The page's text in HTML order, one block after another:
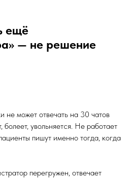
ещё
— не решение
не может отвечать на 30 чатов
увольняется. Не работает
пишут именно тогда, когда
перегружен, отвечает